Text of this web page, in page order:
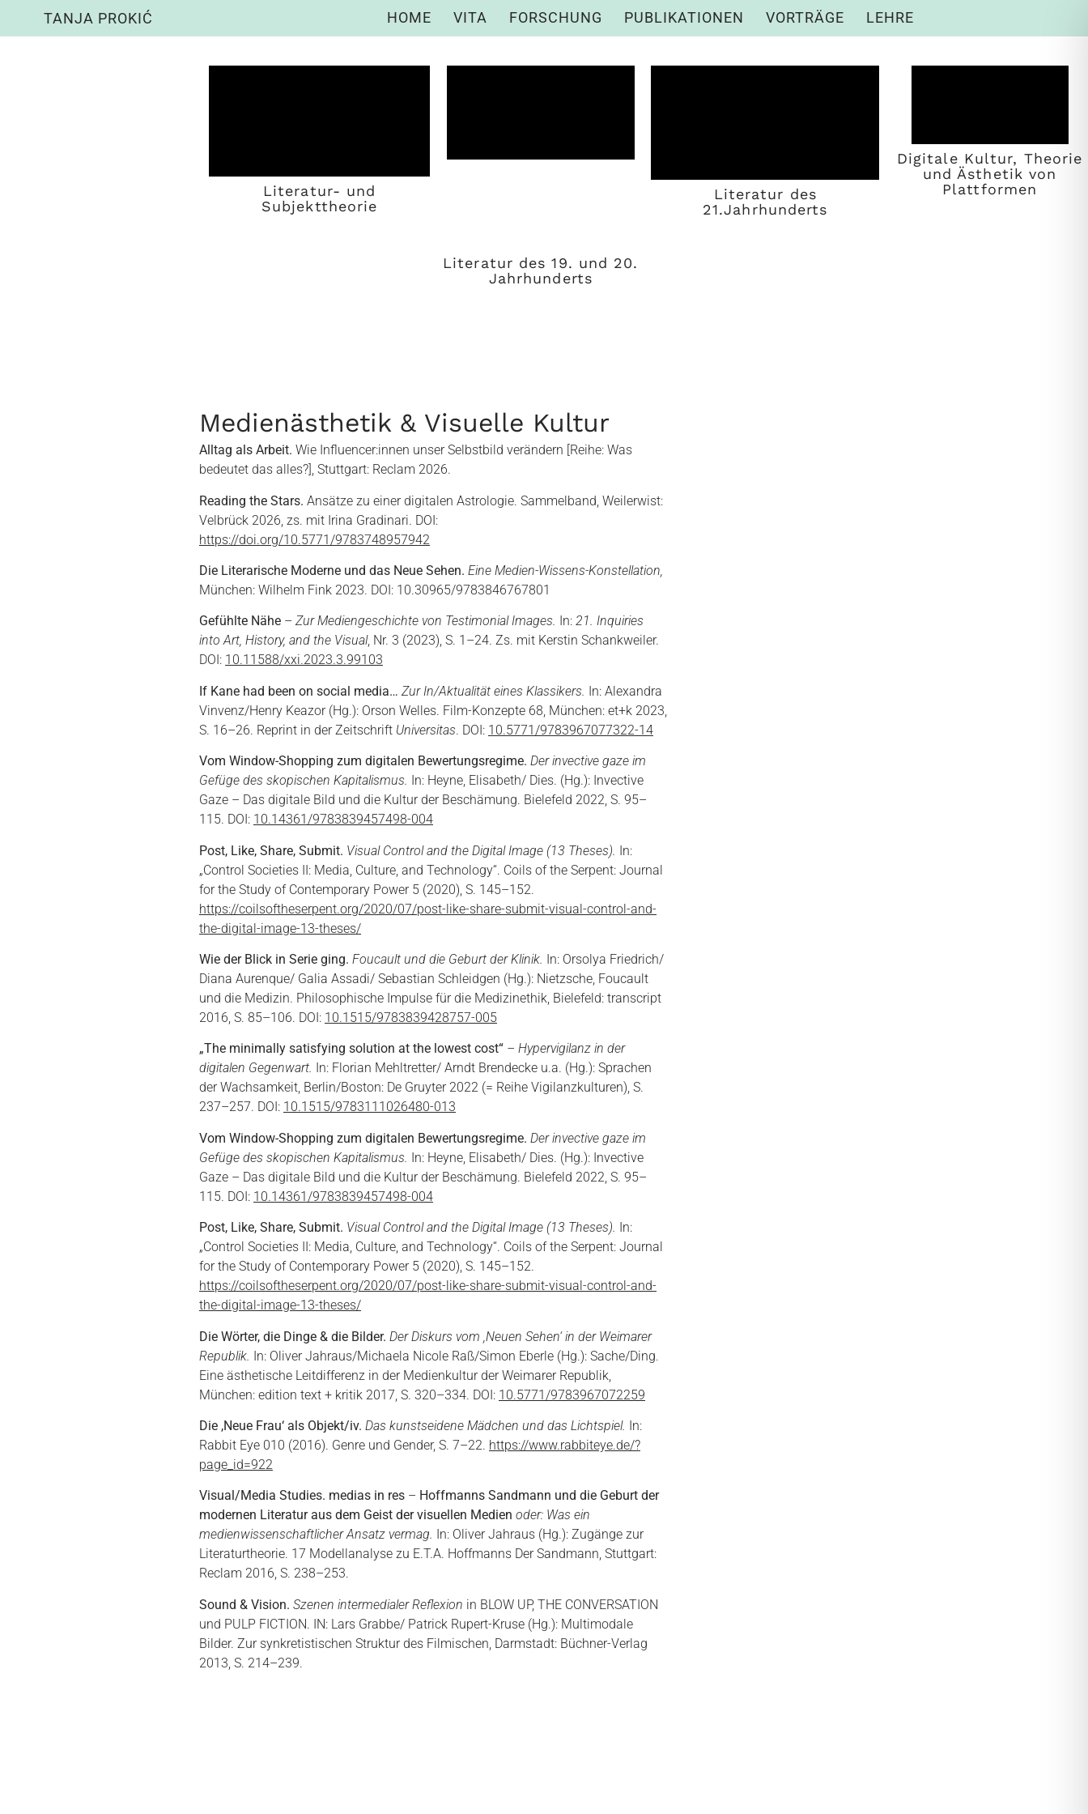
TANJA PROKIĆ HOME VITA FORSCHUNG PUBLIKATIONEN VORTRÄGE LEHRE
Literatur- und
Subjekttheorie
Literatur des 19. und 20.
Jahrhunderts
Literatur des
21.Jahrhunderts
Digitale Kultur, Theorie
und Ästhetik von
Plattformen
Medienästhetik & Visuelle Kultur
Alltag als Arbeit. Wie Influencer:innen unser Selbstbild verändern [Reihe: Was
bedeutet das alles?], Stuttgart: Reclam 2026.
Reading the Stars. Ansätze zu einer digitalen Astrologie. Sammelband, Weilerwist:
Velbrück 2026, zs. mit Irina Gradinari. DOI:
https://doi.org/10.5771/9783748957942
Die Literarische Moderne und das Neue Sehen. Eine Medien-Wissens-Konstellation,
München: Wilhelm Fink 2023. DOI: 10.30965/9783846767801
Gefühlte Nähe – Zur Mediengeschichte von Testimonial Images. In: 21. Inquiries
into Art, History, and the Visual, Nr. 3 (2023), S. 1–24. Zs. mit Kerstin Schankweiler.
DOI: 10.11588/xxi.2023.3.99103
If Kane had been on social media… Zur In/Aktualität eines Klassikers. In: Alexandra
Vinvenz/Henry Keazor (Hg.): Orson Welles. Film-Konzepte 68, München: et+k 2023,
S. 16–26. Reprint in der Zeitschrift Universitas. DOI: 10.5771/9783967077322-14
Vom Window-Shopping zum digitalen Bewertungsregime. Der invective gaze im
Gefüge des skopischen Kapitalismus. In: Heyne, Elisabeth/ Dies. (Hg.): Invective
Gaze – Das digitale Bild und die Kultur der Beschämung. Bielefeld 2022, S. 95–
115. DOI: 10.14361/9783839457498-004
Post, Like, Share, Submit. Visual Control and the Digital Image (13 Theses). In:
„Control Societies II: Media, Culture, and Technology“. Coils of the Serpent: Journal
for the Study of Contemporary Power 5 (2020), S. 145–152.
https://coilsoftheserpent.org/2020/07/post-like-share-submit-visual-control-and-
the-digital-image-13-theses/
Wie der Blick in Serie ging. Foucault und die Geburt der Klinik. In: Orsolya Friedrich/
Diana Aurenque/ Galia Assadi/ Sebastian Schleidgen (Hg.): Nietzsche, Foucault
und die Medizin. Philosophische Impulse für die Medizinethik, Bielefeld: transcript
2016, S. 85–106. DOI: 10.1515/9783839428757-005
„The minimally satisfying solution at the lowest cost“ – Hypervigilanz in der
digitalen Gegenwart. In: Florian Mehltretter/ Arndt Brendecke u.a. (Hg.): Sprachen
der Wachsamkeit, Berlin/Boston: De Gruyter 2022 (= Reihe Vigilanzkulturen), S.
237–257. DOI: 10.1515/9783111026480-013
Vom Window-Shopping zum digitalen Bewertungsregime. Der invective gaze im
Gefüge des skopischen Kapitalismus. In: Heyne, Elisabeth/ Dies. (Hg.): Invective
Gaze – Das digitale Bild und die Kultur der Beschämung. Bielefeld 2022, S. 95–
115. DOI: 10.14361/9783839457498-004
Post, Like, Share, Submit. Visual Control and the Digital Image (13 Theses). In:
„Control Societies II: Media, Culture, and Technology“. Coils of the Serpent: Journal
for the Study of Contemporary Power 5 (2020), S. 145–152.
https://coilsoftheserpent.org/2020/07/post-like-share-submit-visual-control-and-
the-digital-image-13-theses/
Die Wörter, die Dinge & die Bilder. Der Diskurs vom ,Neuen Sehen‘ in der Weimarer
Republik. In: Oliver Jahraus/Michaela Nicole Raß/Simon Eberle (Hg.): Sache/Ding.
Eine ästhetische Leitdifferenz in der Medienkultur der Weimarer Republik,
München: edition text + kritik 2017, S. 320–334. DOI: 10.5771/9783967072259
Die ,Neue Frau‘ als Objekt/iv. Das kunstseidene Mädchen und das Lichtspiel. In:
Rabbit Eye 010 (2016). Genre und Gender, S. 7–22. https://www.rabbiteye.de/?
page_id=922
Visual/Media Studies. medias in res – Hoffmanns Sandmann und die Geburt der
modernen Literatur aus dem Geist der visuellen Medien oder: Was ein
medienwissenschaftlicher Ansatz vermag. In: Oliver Jahraus (Hg.): Zugänge zur
Literaturtheorie. 17 Modellanalyse zu E.T.A. Hoffmanns Der Sandmann, Stuttgart:
Reclam 2016, S. 238–253.
Sound & Vision. Szenen intermedialer Reflexion in BLOW UP, THE CONVERSATION
und PULP FICTION. IN: Lars Grabbe/ Patrick Rupert-Kruse (Hg.): Multimodale
Bilder. Zur synkretistischen Struktur des Filmischen, Darmstadt: Büchner-Verlag
2013, S. 214–239.